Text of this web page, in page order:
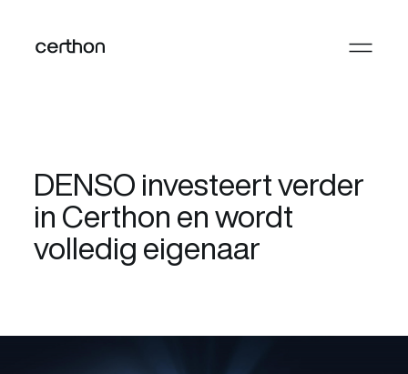
DENSO investeert verder
in Certhon en wordt
volledig eigenaar